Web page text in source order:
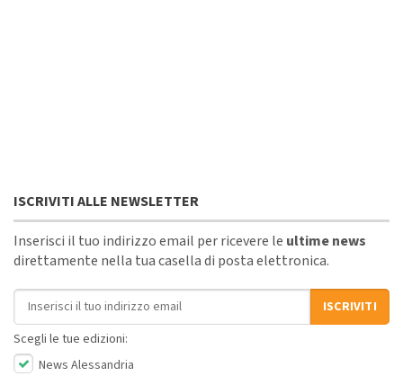
ISCRIVITI ALLE NEWSLETTER
Inserisci il tuo indirizzo email per ricevere le ultime news
direttamente nella tua casella di posta elettronica.
Indirizzo email
ISCRIVITI
Scegli le tue edizioni:
News Alessandria